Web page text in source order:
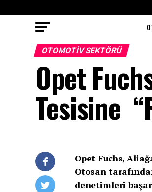
OTOMOTIV SEKTÖRÜ
Opet
Tesisine
Opet Fuchs,
Otosan
denetimleri